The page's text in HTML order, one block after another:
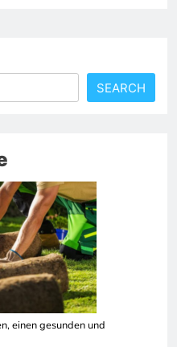
SEARCH
einen gesunden und